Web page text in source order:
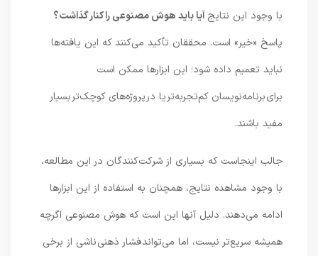
با وجود این نتایجآیا باید هوش مصنوعی را کنار گذاشت؟
پاسخ «خیر» است. محققان تأکید می‌کنند که این یافته‌ها
نباید تعمیم داده شود؛ این ابزارها ممکن است
برای برنامه‌نویسان کم‌تجربه‌تر یا در پروژه‌های کوچک‌تر بسیار
مفید باشند.
جالب اینجاست که بسیاری از شرکت‌کنندگان در این مطالعه،
با وجود مشاهده نتایج، همچنان به استفاده از این ابزارها
ادامه می‌دهند. دلیل آنها این است که هوش مصنوعی اگرچه
همیشه سریع‌تر نیست، اما می‌تواند فشار ذهنی ناشی از برخی